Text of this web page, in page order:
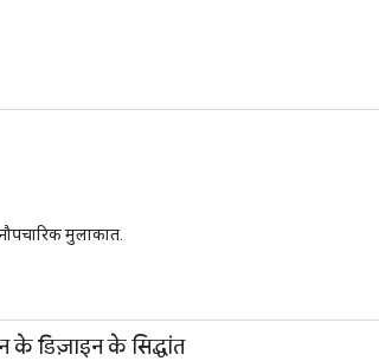
मुलाकात.
के डिज़ाइन के सिद्धांत